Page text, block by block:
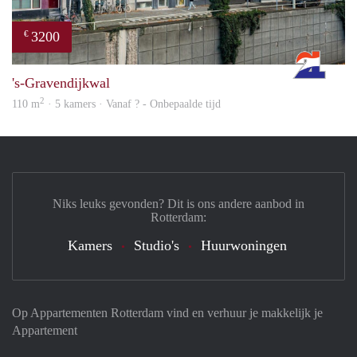
€ 3200
's-Gravendijkwal
110 m2 · 5 kamers · Vanaf ? - Onbepaalde tijd
Op Appartementen Rotterdam vind en verhuur je makkelijk je
Appartement
Niks leuks gevonden? Dit is ons andere aanbod in
Rotterdam:
Kamers Studio's Huurwoningen